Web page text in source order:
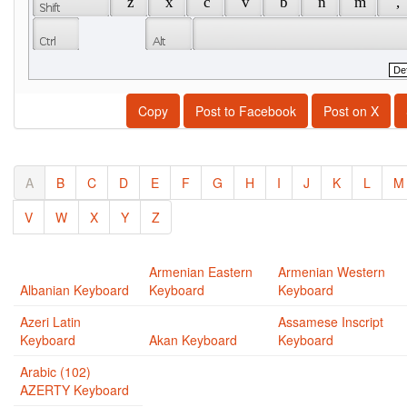
Copy Post to Facebook Post on X
A B C D E F G H I J K L
M
V
W X Y Z
Albanian Keyboard
Armenian Eastern
Keyboard
Armenian Western
Keyboard
Azeri Latin
Keyboard
Akan Keyboard
Assamese Inscript
Keyboard
Arabic (102)
AZERTY Keyboard